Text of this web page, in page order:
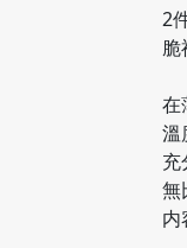
2
脆
在
溫
充
無
内